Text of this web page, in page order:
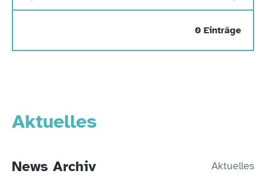
Aktuelles
News Archiv Aktuelles
0 Einträge